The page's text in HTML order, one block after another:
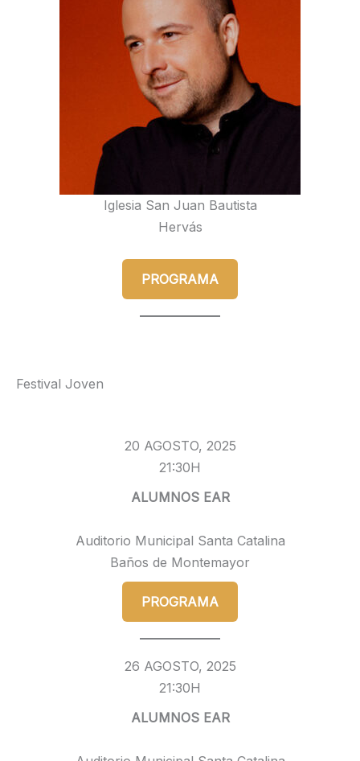
Iglesia San Juan Bautista
Hervás
PROGRAMA
Festival Joven
20 AGOSTO, 2025
21:30H
ALUMNOS EAR
Auditorio Municipal Santa Catalina
Baños de Montemayor
PROGRAMA
26 AGOSTO, 2025
21:30H
ALUMNOS EAR